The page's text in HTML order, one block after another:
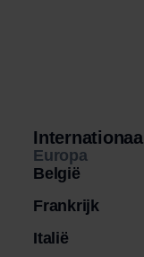
Internationaal
Europa
België
Frankrijk
Italië